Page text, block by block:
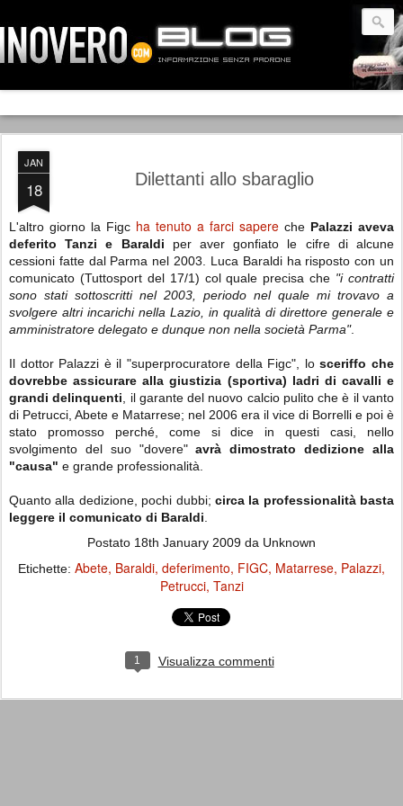
JAN
18 Dilettanti allo sbaraglio
L'altro giorno la Figc ha tenuto a farci sapere che Palazzi aveva
deferito Tanzi e Baraldi per aver gonfiato le cifre di alcune
cessioni fatte dal Parma nel 2003. Luca Baraldi ha risposto con un
comunicato (Tuttosport del 17/1) col quale precisa che "i contratti
sono stati sottoscritti nel 2003, periodo nel quale mi trovavo a
svolgere altri incarichi nella Lazio, in qualità di direttore generale e
amministratore delegato e dunque non nella società Parma".
Il dottor Palazzi è il "superprocuratore della Figc", losceriffo che
dovrebbe assicurare alla giustizia (sportiva) ladri di cavalli e
grandi delinquenti , il garante del nuovo calcio pulito che è il vanto
di Petrucci, Abete e Matarrese; nel 2006 era il vice di Borrelli e poi è
stato promosso perché, come si dice in questi casi, nello
svolgimento del suo "dovere"avrà dimostrato dedizione alla
"causa" e grande professionalità.
Quanto alla dedizione, pochi dubbi; circa la professionalità basta
leggere il comunicato di Baraldi
Postato 18th January 2009 da Unknown
Etichette: Abete Baraldi deferimento FIGC Matarrese Palazzi
Petrucci Tanzi
1 Visualizza commenti